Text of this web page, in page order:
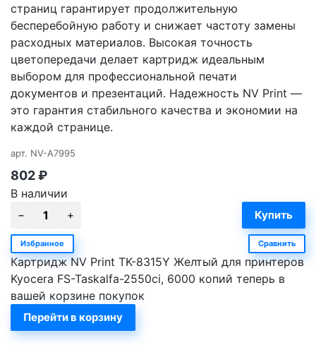
страниц гарантирует продолжительную
бесперебойную работу и снижает частоту замены
расходных материалов. Высокая точность
цветопередачи делает картридж идеальным
выбором для профессиональной печати
документов и презентаций. Надежность NV Print —
это гарантия стабильного качества и экономии на
каждой странице.
арт. NV-A7995
802₽
В наличии
Избранное Сравнить
Картридж NV Print TK-8315Y Желтый для принтеров
Kyocera FS-Taskalfa-2550ci, 6000 копий теперь в
вашей корзине покупок
Перейти в корзину